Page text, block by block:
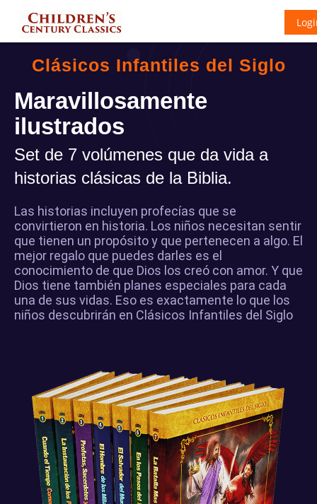
Clásicos Infantiles del Siglo
Maravillosamente
ilustrados
Set de 7 volúmenes que da vida a
historias clásicas de la Biblia.
Las historias incluyen profecías que se
convirtieron en historia. Los niños necesitan sentir
que tienen un propósito y que pertenecen a algo. El
mejor regalo que puedes darles es el
conocimiento de que Dios los creó con amor. Y que
Dios tiene también planes especiales para cada
una de sus vidas. Eso es exactamente lo que los
niños descubrirán en Clásicos Infantiles del Siglo